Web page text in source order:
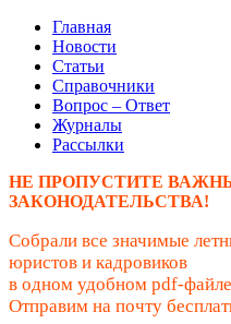
Главная
Новости
Статьи
Справочники
Вопрос – Ответ
Журналы
Рассылки
НЕ ПРОПУСТИТЕ
ЗАКОНОДАТЕЛЬСТВА!
Собрали все значимые
юристов и кадровиков
в одном удобном pdf-
Отправим на почту